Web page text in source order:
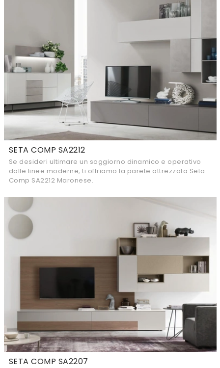
SETA COMP SA2212
Se desideri ultimare un soggiorno dinamico e operativo
dalle linee moderne, ti offriamo la parete attrezzata Seta
Comp SA2212 Maronese.
SETA COMP SA2207